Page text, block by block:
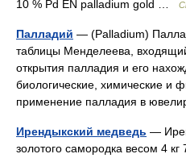
10 % Pd EN palladium gold …
Палладий — (Palladium)
таблицы Менделеева,
открытия палладия и его
биологические, химические и
применение палладия в
Ирендыкский медведь —
золотого самородка весом 4